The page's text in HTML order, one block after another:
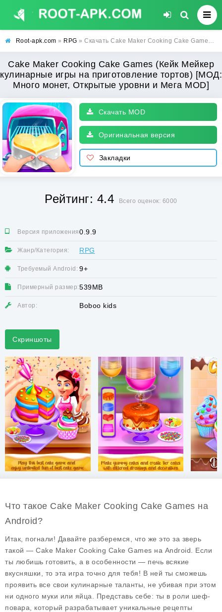
Root-apk.com » RPG » Скачать Cake Maker Cooking Cake Games (Кейк Мейкер кулинарные игры на приготовление тортов) [МОД: Много монет, Открытые уровни и Мега MOD] | Взлом Cake Maker Cooking Cake Games на Андроид
Cake Maker Cooking Cake Games (Кейк Мейкер
кулинарные игры на приготовление тортов) [МОД:
Много монет, Открытые уровни и Мега MOD]
Скачать MOD
Оригинальная версия
Закладки
Рейтинг: 4.4 Всего оценок: 6000
Версия приложения:0.9.9
Жанр/Категория: RPG
Требуемый Android: 9+
Примерный размер:539MB
Автор: Boboo kids
Скриншоты
Что такое Cake Maker Cooking Cake Games на
Android?
Итак, погнали! Давайте разберемся, что же это за зверь
такой — Cake Maker Cooking Cake Games на Android. Если
ты любишь готовить, а в особенности — печь всякие
вкусняшки, то эта игра точно для тебя! В ней ты сможешь
проявить все свои кулинарные таланты, не убивая при этом
ни одного муки или яйца. Представь себе: ты в роли шеф-
повара, который разрабатывает уникальные рецепты